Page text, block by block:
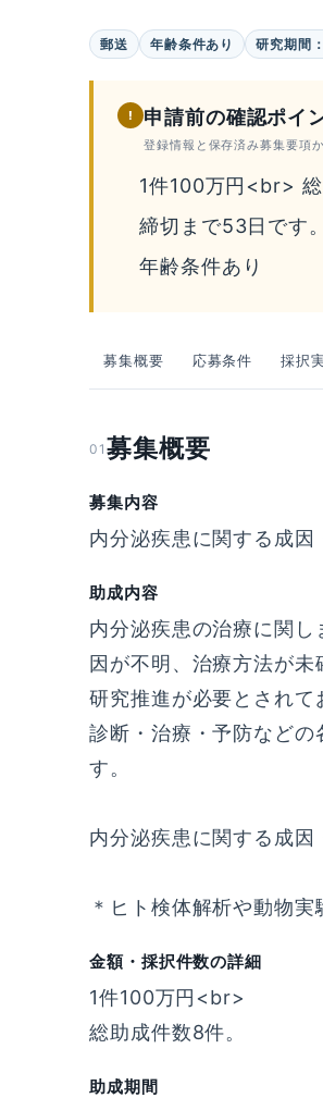
郵送 年齢条件あり 研究期間
! 申請前の確認ポイ
登録情報と保存済み募集要項
1件100万円<br>
締切まで53日です。
年齢条件あり
募集概要 応募条件 採択
01 募集概要
募集内容
内分泌疾患に関する成因
助成内容
内分泌疾患の治療に関
因が不明、治療方法が
研究推進が必要とされて
診断・治療・予防などの
す。
内分泌疾患に関する成因
＊ヒト検体解析や動物
金額・採択件数の詳細
1件100万円<br>
総助成件数8件。
助成期間